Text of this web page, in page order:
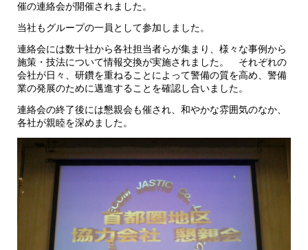
催の連絡会が開催されました。
当社もグループの一員として参加しました。
連絡会には数十社から各社担当者らが集まり、様々な事例から
施策・技法について情報交換が実施されました。 それぞれの
会社が日々、研鑽を重ねることによって警備の質を高め、警備
業の発展のために邁進することを確認し合いました。
連絡会の終了後には懇親会も催され、和やかな雰囲気のなか、
各社が親睦を深めました。